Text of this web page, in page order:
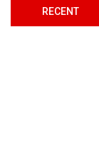
RECENT